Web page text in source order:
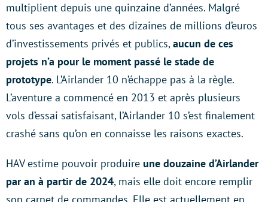
multiplient depuis une quinzaine d’années. Malgré
tous ses avantages et des dizaines de millions d’euros
d’investissements privés et publics,aucun de ces
projets n’a pour le moment passé le stade de
prototype. L’Airlander 10 n’échappe pas à la règle.
L’aventure a commencé en 2013 et après plusieurs
vols d’essai satisfaisant, l’Airlander 10 s’est finalement
crashé sans qu’on en connaisse les raisons exactes.
HAV estime pouvoir produire une douzaine d’Airlander
par an à partir de 2024, mais elle doit encore remplir